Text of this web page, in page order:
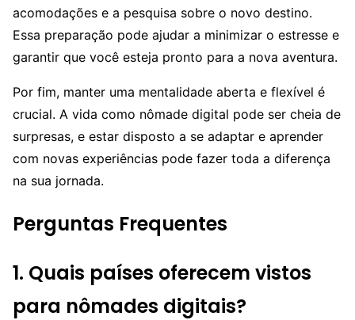
acomodações e a pesquisa sobre o novo destino.
Essa preparação pode ajudar a minimizar o estresse e
garantir que você esteja pronto para a nova aventura.
Por fim, manter uma mentalidade aberta e flexível é
crucial. A vida como nômade digital pode ser cheia de
surpresas, e estar disposto a se adaptar e aprender
com novas experiências pode fazer toda a diferença
na sua jornada.
Perguntas Frequentes
1. Quais países oferecem vistos
para nômades digitais?